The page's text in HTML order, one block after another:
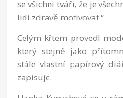
se všichni tváří, že je
lidi zdravě motivovat.“
Celým křtem provedl
který stejně jako
stále vlastní papírový
zapisuje.